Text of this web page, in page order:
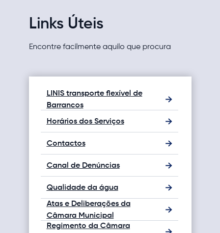
Links Úteis
Encontre facilmente aquilo que procura
LINIS transporte flexível de
Barrancos
Horários dos Serviços
Contactos
Canal de Denúncias
Qualidade da água
Atas e Deliberações da
Câmara Municipal
Regimento da Câmara